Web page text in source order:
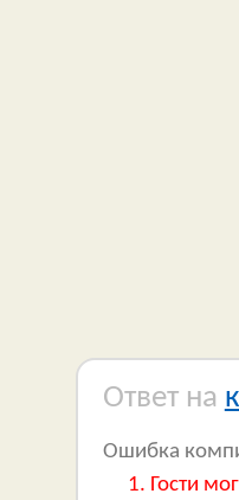
Ответ на
Ошибка
Гости